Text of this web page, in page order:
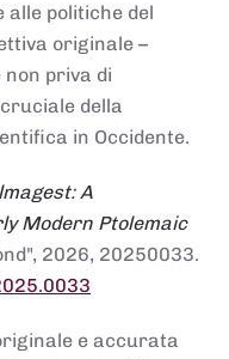
politiche del
originale –
non priva di
della
in Occidente.
A
Modern Ptolemaic
2026, 20250033.
e accurata